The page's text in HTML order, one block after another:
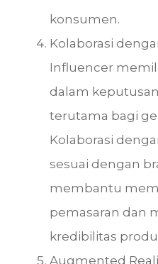
konsumen.
Kolaborasi
Influencer
dalam
terutama bagi
Kolaborasi
sesuai dengan
membantu
pemasaran dan
kredibilitas
Augmented